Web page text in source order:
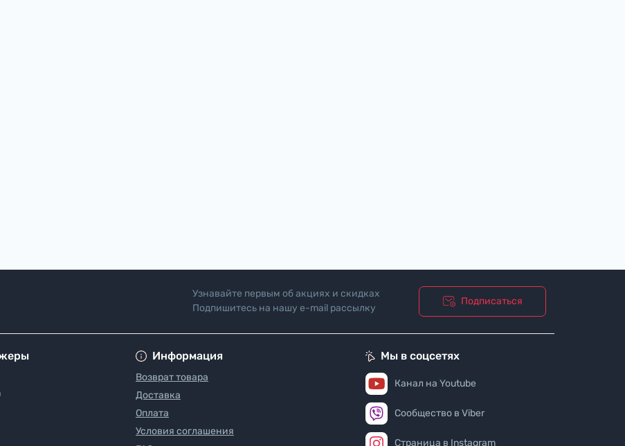
Узнавайте первым об акциях и скидках
Подпишитесь на нашу e-mail рассылку
Подписаться
Информация
Возврат товара
Доставка
Оплата
Условия соглашения
Мы в соцсетях
Канал на Youtube
Сообщество в Viber
Страница в Instagram